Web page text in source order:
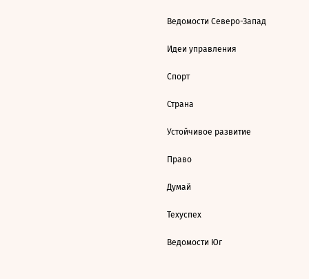
Ведомости Северо-Запад
Идеи управления
Спорт
Страна
Устойчивое развитие
Право
Думай
Техуспех
Ведомости Юг